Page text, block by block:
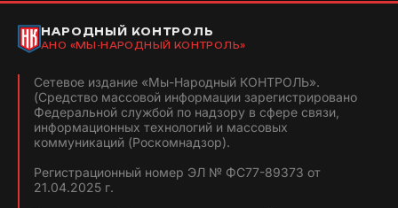
НАРОДНЫЙ КОНТРОЛЬ
АНО «МЫ-НАРОДНЫЙ КОНТРОЛЬ»
Сетевое издание «Мы-Народный КОНТРОЛЬ».
(Средство массовой информации зарегистрировано
Федеральной службой по надзору в сфере связи,
информационных технологий и массовых
коммуникаций (Роскомнадзор).
Регистрационный номер ЭЛ № ФС77-89373 от
21.04.2025 г.